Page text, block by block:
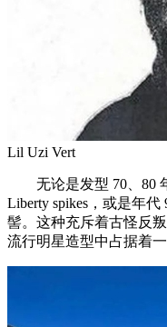
Lil Uzi Vert
无论是发型 70、80
Liberty spikes，或是年
髻。这种充斥着古怪反
流行明星造型中占据着一